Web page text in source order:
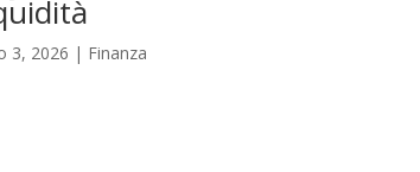
3, 2026 | Finanza